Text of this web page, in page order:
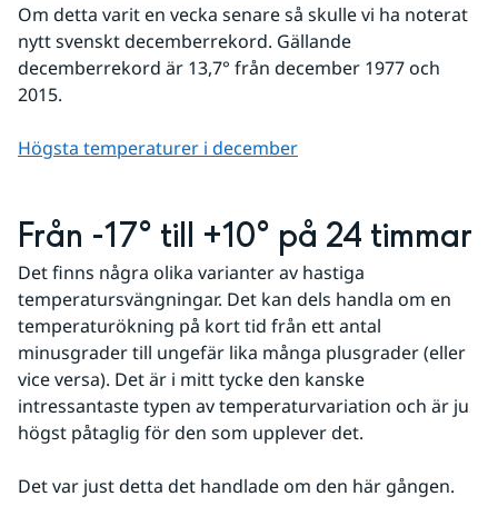
Om detta varit en vecka senare så skulle vi ha noterat
nytt svenskt decemberrekord. Gällande
decemberrekord är 13,7° från december 1977 och
2015.
Högsta temperaturer i december
Från -17° till +10° på 24 timmar
Det finns några olika varianter av hastiga
temperatursvängningar. Det kan dels handla om en
temperaturökning på kort tid från ett antal
minusgrader till ungefär lika många plusgrader (eller
vice versa). Det är i mitt tycke den kanske
intressantaste typen av temperaturvariation och är ju
högst påtaglig för den som upplever det.
Det var just detta det handlade om den här gången.